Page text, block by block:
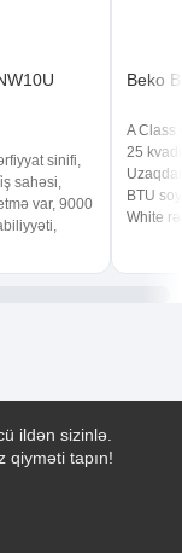
sinifi,
sahəsi,
var, 9000
Beko
A Class
25
BTU
White
ildən sizinlə.
qiyməti tapın!